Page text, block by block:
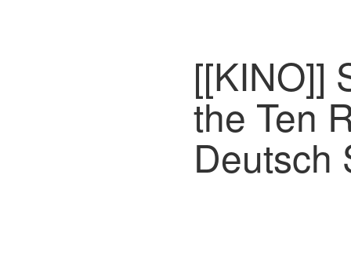
[[KINO]]
the Ten
Deutsch